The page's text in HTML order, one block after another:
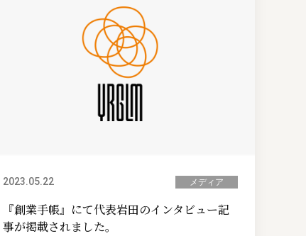
2023.05.22 メディア
『創業手帳』にて代表岩田のインタビュー記
事が掲載されました。